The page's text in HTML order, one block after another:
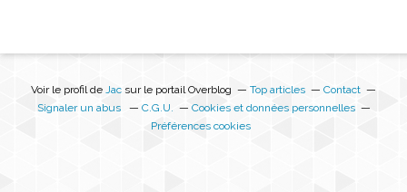
Voir le profil de Jac sur le portail Overblog Top articles
Contact
Signaler un abus
C.G.U.
Cookies et données personnelles
Préférences cookies